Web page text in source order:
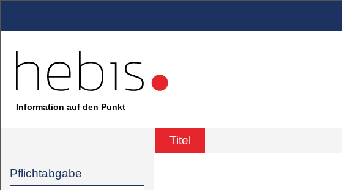
Information auf den Punkt
Titel
Pflichtabgabe